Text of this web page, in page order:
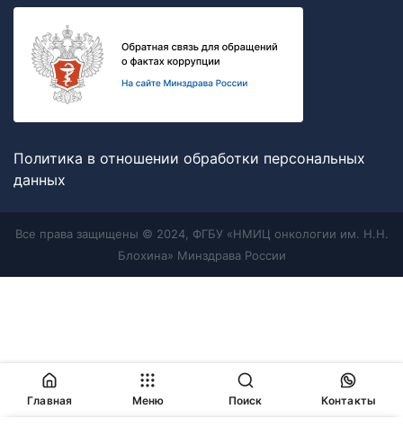
Политика в отношении обработки персональных
данных
Все права защищены © 2024, ФГБУ «НМИЦ онкологии им. Н.Н.
Блохина» Минздрава России
Главная Меню Поиск Контакты